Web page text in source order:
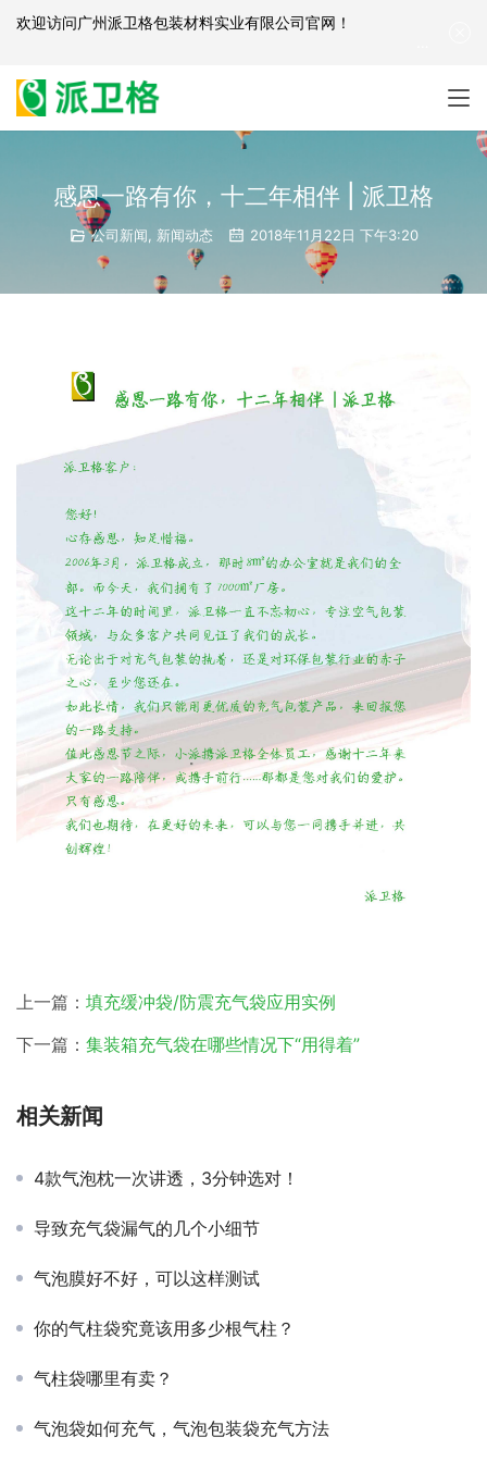
感恩一路有你，十二年相伴 | 派卫格
公司新闻 新闻动态 2018年11月22日 下午3:20
上一篇： 填充缓冲袋/防震充气袋应用实例
下一篇： 集装箱充气袋在哪些情况下“用得着”
相关新闻
4款气泡枕一次讲透，3分钟选对！
导致充气袋漏气的几个小细节
气泡膜好不好，可以这样测试
你的气柱袋究竟该用多少根气柱？
气柱袋哪里有卖？
气泡袋如何充气，气泡包装袋充气方法
欢迎访问广州派卫格包装材料实业有限公司官网 ！